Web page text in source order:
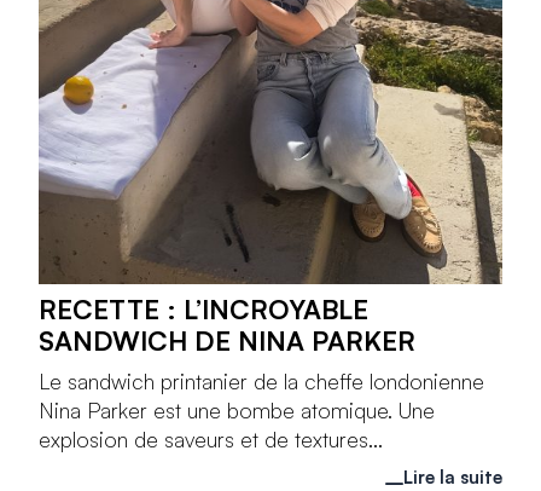
RECETTE : L’INCROYABLE
SANDWICH DE NINA PARKER
Le sandwich printanier de la cheffe londonienne
Nina Parker est une bombe atomique. Une
explosion de saveurs et de textures...
Lire la suite